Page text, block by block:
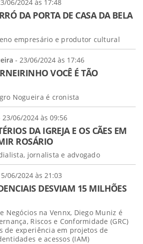
06/2024 às 17:48
DA PORTA DE CASA DA BELA
empresário e produtor cultural
- 23/06/2024 às 17:46
VOCÊ É TÃO
Nogueira é cronista
23/06/2024 às 09:56
DA IGREJA E OS CÃES EM
ROSÁRIO
jornalista e advogado
06/2024 às 21:03
DESVIAM 15 MILHÕES
Negócios na Vennx, Diego Muniz é
Riscos e Conformidade (GRC)
de experiência em projetos de
e acessos (IAM)